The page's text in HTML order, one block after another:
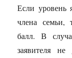
Если уровень
члена семьи,
балл. В
заявителя